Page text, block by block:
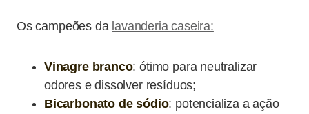
Os campeões da lavanderia caseira:
Vinagre branco: ótimo para neutralizar
odores e dissolver resíduos;
Bicarbonato de sódio: potencializa a ação